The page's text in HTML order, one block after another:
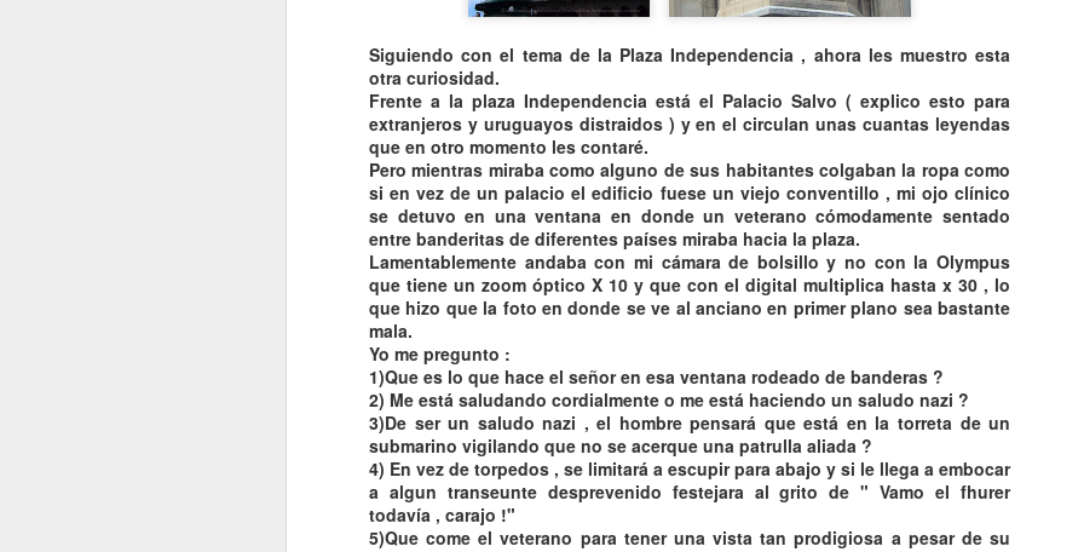
Siguiendo con el tema de la Plaza Independencia , ahora les muestro esta
otra curiosidad.
Frente a la plaza Independencia está el Palacio Salvo ( explico esto para
extranjeros y uruguayos distraidos ) y en el circulan unas cuantas leyendas
que en otro momento les contaré.
Pero mientras miraba como alguno de sus habitantes colgaban la ropa como
si en vez de un palacio el edificio fuese un viejo conventillo , mi ojo clínico
se detuvo en una ventana en donde un veteranocómodamente sentado
entre banderitas de diferentes países miraba hacia la plaza.
Lamentablemente andaba con mi cámarade bolsillo y no con laOlympus
que tiene un zoom óptico X 10 y que con el digital multiplica hasta x 30 , lo
que hizo que la foto en donde se ve al anciano en primer plano sea bastante
mala.
Yo me pregunto :
1)Que es lo que hace el señor en esa ventana rodeado de banderas ?
2) Me está saludando cordialmente o me está haciendo un saludo nazi ?
3)De ser un saludo nazi , el hombre pensará que está en la torretade un
submarino vigilando que no se acerque una patrulla aliada ?
4) En vez de torpedos , se limitará a escupir para abajo y si le llega a embocar
a algun transeuntedesprevenido festejara al grito de "Vamo elfhurer
todavía , carajo !"
5)Que come el veterano para tener una vista tan prodigiosa a pesar de su
VISITA AL Castillo de
AUG
CAE OVNI EN
AUG
TOP 20